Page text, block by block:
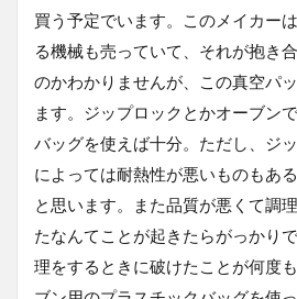
買う予定でいます。このメイカー
る機械も売っていて、それが抱き
のかわかりませんが、この真空パ
ます。ジップロックとかオーブン
バッグを使えば十分。ただし、ジ
によっては耐熱性が悪いものもあ
と思います。また品質が悪くて調
たなんてことが起きたらがっかり
理をするときに破けたことが何度